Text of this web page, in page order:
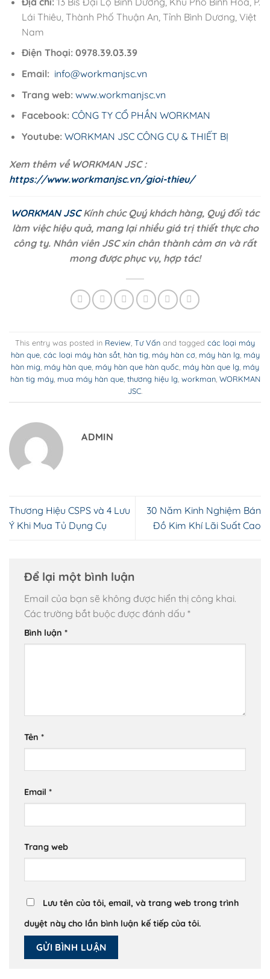
Lái Thiêu, Thành Phố Thuận An, Tỉnh Bình Dương, Việt
Nam
Điện Thoại: 0978.39.03.39
Email: info@workmanjsc.vn
Trang web: www.workmanjsc.vn
Facebook: CÔNG TY CỔ PHẦN WORKMAN
Youtube: WORKMAN JSC CÔNG CỤ & THIẾT BỊ
Xem thêm về WORKMAN JSC :
https://www.workmanjsc.vn/gioi-thieu/
WORKMAN JSCKính chúc Quý khách hàng, Quý đối tác
làm việc hiệu quả, mang lại nhiều giá trị thiết thực cho
công ty. Nhân viên JSC xin chân thành cảm ơn và rất
mong được phục vụ, hợp tác!
This entry was posted in Review Tư Vấn and tagged các loại máy
hàn que, các loại máy hàn sắt, hàn tig máy hàn cơ máy hàn lg máy
hàn mig máy hàn que máy hàn que hàn quốc máy hàn que lg máy
hàn tig máy, mua máy hàn que, thương hiệu lg workman, WORKMAN
JSC
ADMIN
Thương Hiệu CSPS và 4 Lưu
Ý Khi Mua Tủ Dụng Cụ
30 Năm Kinh Nghiệm Bán
Đồ Kim Khí Lãi Suất Cao
Để lại một bình luận
Email của bạn sẽ không được hiển thị công khai.
Các trường bắt buộc được đánh dấu *
Bình luận *
Tên *
Email *
Trang web
Lưu tên của tôi, email, và trang web trong trình
duyệt này cho lần bình luận kế tiếp của tôi.